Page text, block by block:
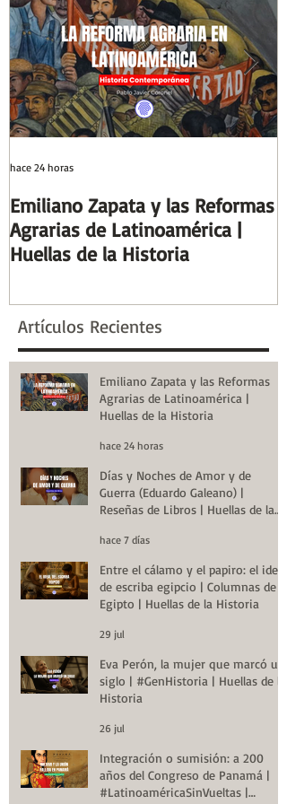
Emiliano Zapata y las Reformas
Agrarias de Latinoamérica |
Huellas de la Historia
hace 24 horas
Artículos Recientes
Emiliano Zapata y las Reformas
Agrarias de Latinoamérica |
Huellas de la Historia
hace 24 horas
Días y Noches de Amor y de
Guerra (Eduardo Galeano) |
Reseñas de Libros | Huellas de la
hace 7 días
Entre el cálamo y el papiro: el ideal
de escriba egipcio | Columnas de
Egipto | Huellas de la Historia
29 jul
Eva Perón, la mujer que marcó un
siglo | #GenHistoria | Huellas de la
Historia
26 jul
Integración o sumisión: a 200
años del Congreso de Panamá |
#LatinoaméricaSinVueltas |